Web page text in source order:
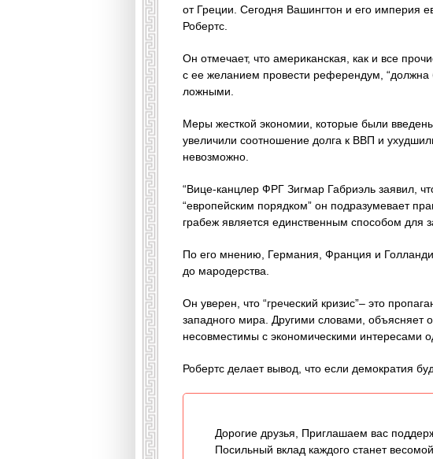
от Греции. Сегодня Вашингтон и его империя
Робертс.
Он отмечает, что американская, как и все
с ее желанием провести референдум, “должна
ложными.
Меры жесткой экономии, которые были
увеличили соотношение долга к ВВП и
невозможно.
“Вице-канцлер ФРГ Зигмар Габриэль заявил,
“европейским порядком” он подразумевает
грабеж является единственным способом для
По его мнению, Германия, Франция и
до мародерства.
Он уверен, что “греческий кризис”– это
западного мира. Другими словами, объясняет
несовместимы с экономическими интересами
Робертс делает вывод, что если демократия
Дорогие друзья, Приглашаем вас
Посильный вклад каждого станет